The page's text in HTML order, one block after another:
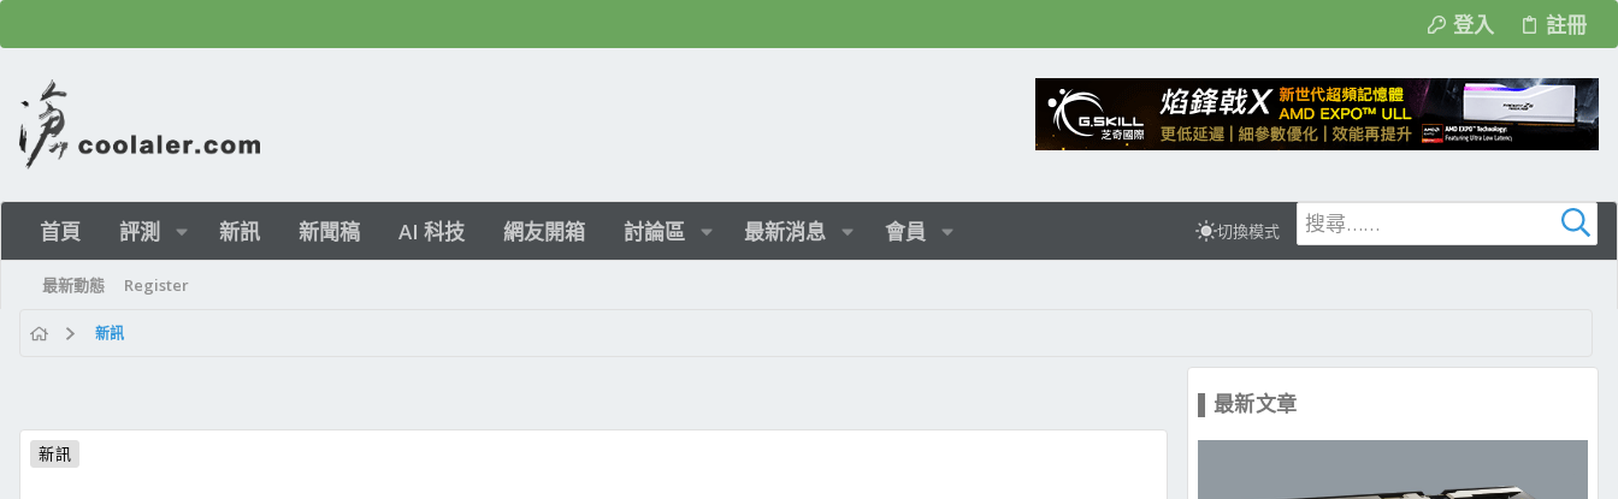
登入 註冊
首頁 評測 新訊 新聞稿 AI 科技 網友開箱 討論區 最新消息 會員 切換模式
最新動態 Register
新訊
新訊
▌最新文章